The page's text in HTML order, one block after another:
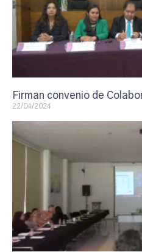
Firman convenio de
22/04/2024